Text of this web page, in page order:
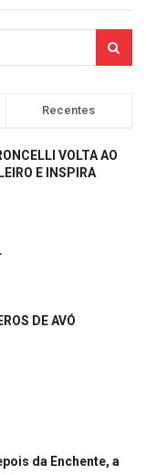
Recentes
VOLTA AO
E INSPIRA
DE AVÓ
da Enchente, a